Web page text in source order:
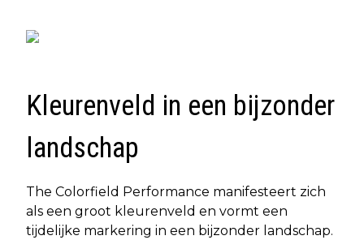
Kleurenveld in een bijzonder
landschap
The Colorfield Performance manifesteert zich
als een groot kleurenveld en vormt een
tijdelijke markering in een bijzonder landschap.